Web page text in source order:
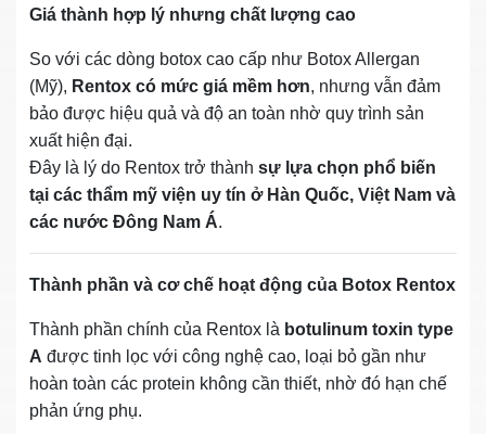
Giá thành hợp lý nhưng chất lượng cao
So với các dòng botox cao cấp như Botox Allergan
(Mỹ), Rentox có mức giá mềm hơn, nhưng vẫn đảm
bảo được hiệu quả và độ an toàn nhờ quy trình sản
xuất hiện đại.
Đây là lý do Rentox trở thành sự lựa chọn phổ biến
tại các thẩm mỹ viện uy tín ở Hàn Quốc, Việt Nam và
các nước Đông Nam Á.
Thành phần và cơ chế hoạt động của Botox Rentox
Thành phần chính của Rentox là botulinum toxin type
A được tinh lọc với công nghệ cao, loại bỏ gần như
hoàn toàn các protein không cần thiết, nhờ đó hạn chế
phản ứng phụ.